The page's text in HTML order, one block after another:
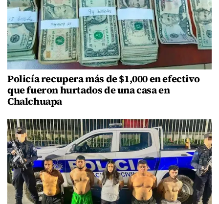
Policía recupera más de $1,000 en efectivo
que fueron hurtados de una casa en
Chalchuapa